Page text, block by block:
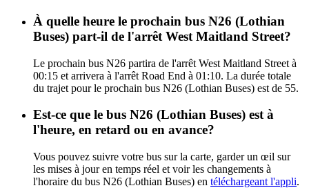
À quelle heure le prochain bus N26 (Lothian
Buses) part-il de l'arrêt West Maitland Street?
Le prochain bus N26 partira de l'arrêt West Maitland Street à
00:15 et arrivera à l'arrêt Road End à 01:10. La durée totale
du trajet pour le prochain bus N26 (Lothian Buses) est de 55.
Est-ce que le bus N26 (Lothian Buses) est à
l'heure, en retard ou en avance?
Vous pouvez suivre votre bus sur la carte, garder un œil sur
les mises à jour en temps réel et voir les changements à
l'horaire du bus N26 (Lothian Buses) en téléchargeant l'appli.